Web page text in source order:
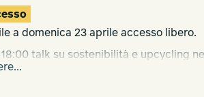
a domenica 23 aprile accesso libero.
talk su sostenibilità e upcycling
eventbrite.